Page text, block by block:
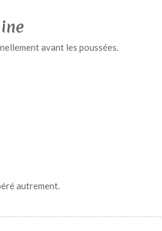
avant les poussées.
autrement.